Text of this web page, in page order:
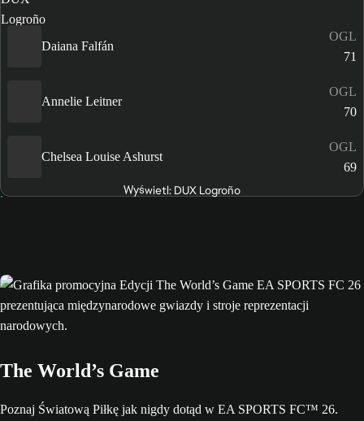
Daiana Falfán
OGL
71
Annelie Leitner
OGL
70
Chelsea Louise Ashurst
OGL
69
Wyświetl: DUX Logroño
The World’s Game
Poznaj Światową Piłkę jak nigdy dotąd w EA SPORTS FC™ 26.